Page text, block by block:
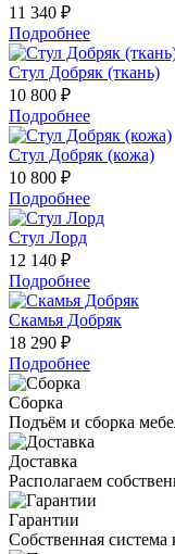
11 340 ₽
Подробнее
Стул Добряк (ткань)
10 800 ₽
Подробнее
Стул Добряк (кожа)
10 800 ₽
Подробнее
Стул Лорд
12 140 ₽
Подробнее
Скамья Добряк
18 290 ₽
Подробнее
Сборка
Подъём и сборка
Доставка
Располагаем
Гарантии
Собственная система